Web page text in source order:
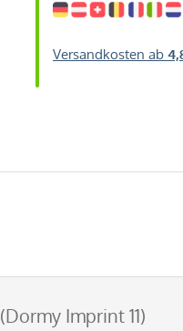
Versandkosten ab
Imprint 11)